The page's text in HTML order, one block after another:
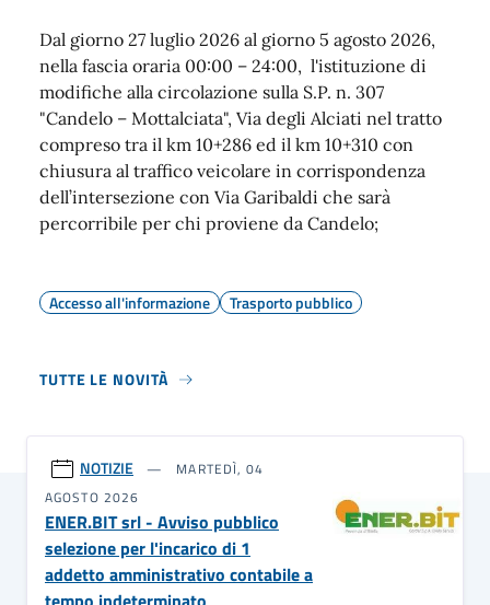
Dal giorno 27 luglio 2026 al giorno 5 agosto 2026,
nella fascia oraria 00:00 – 24:00, l'istituzione di
modifiche alla circolazione sulla S.P. n. 307
"Candelo – Mottalciata", Via degli Alciati nel tratto
compreso tra il km 10+286 ed il km 10+310 con
chiusura al traffico veicolare in corrispondenza
dell’intersezione con Via Garibaldi che sarà
percorribile per chi proviene da Candelo;
Accesso all'informazione Trasporto pubblico
TUTTE LE NOVITÀ
NOTIZIE
MARTEDÌ, 04
AGOSTO 2026
ENER.BIT srl - Avviso pubblico
selezione per l'incarico di 1
addetto amministrativo contabile a